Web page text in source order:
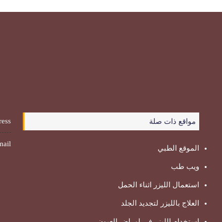
مواقع ذات صلة
الموقع الطبي
ويب طب
استعمال الليزر اثناء الحمل
العلاج بالليزر لتجديد الجلد